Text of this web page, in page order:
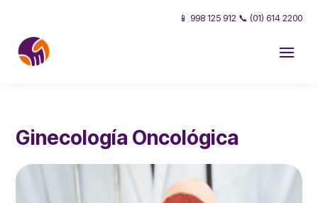
📱 998 125 912 📞 (01) 614 2200
Ginecología Oncológica